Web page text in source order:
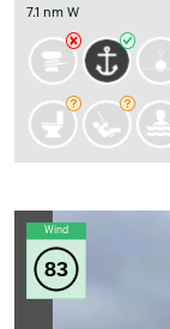
7.1 nm W
Wind
83